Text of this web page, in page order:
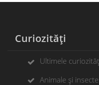
Curiozități
Ultimele
Animale și insecte